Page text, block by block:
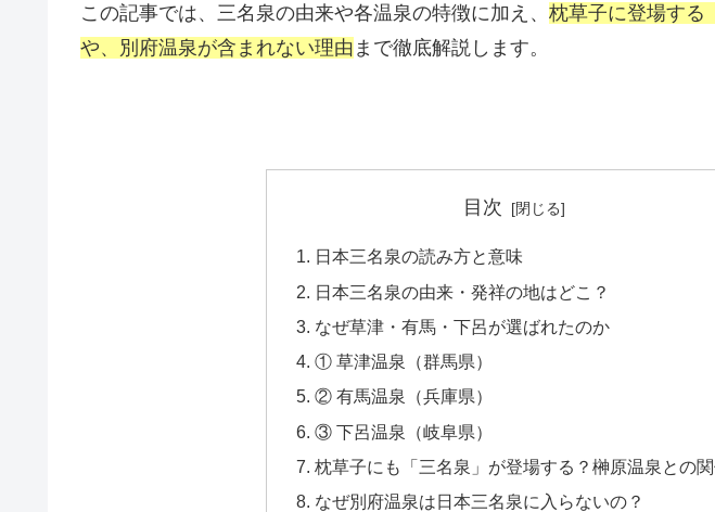
この記事では、三名泉の由来や各温泉の特徴に加え、 枕草子に登場する
や、別府温泉が含まれない理由 まで徹底解説します。
目次
日本三名泉の読み方と意味
日本三名泉の由来・発祥の地はどこ？
なぜ草津・有馬・下呂が選ばれたのか
① 草津温泉（群馬県）
② 有馬温泉（兵庫県）
③ 下呂温泉（岐阜県）
枕草子にも「三名泉」が登場する？榊原温泉との
なぜ別府温泉は日本三名泉に入らないの？